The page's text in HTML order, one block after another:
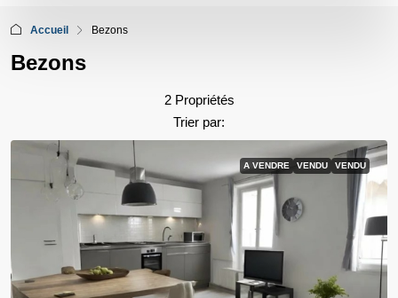
Accueil Bezons
Bezons
2 Propriétés
Trier par:
A VENDRE VENDU VENDU